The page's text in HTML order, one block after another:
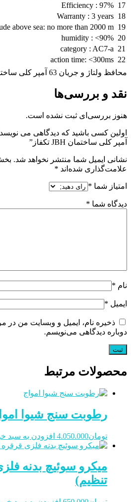
17
Efficiency : 97%
18
Warranty : 3 years
19
above sea: no more than 2000 m
20
humidity : <90%
21
category : AC7-a
22
action time: <300ms
محافظ ولتاژ و جریان 63 آمپر کلی ساختمان JBH تکفاز
نقد و بررسی‌ها
هنوز بررسی‌ای ثبت نشده است.
آمپر کلی ساختمان JBH تکفاز”
نشانی ایمیل شما منتشر نخواهد شد.
علامت‌گذاری شده‌اند *
امتیاز شما *
دیدگاه شما *
نام *
ایمیل *
ذخیره نام، ایمیل و وبسایت من در
دوباره دیدگاهی می‌نویسم.
محصولات مرتبط
رطوبت سنج شیوا
تومان4.050.000 افزودن به سبد
میکرو سوئیچ بدنه
تنظیم)